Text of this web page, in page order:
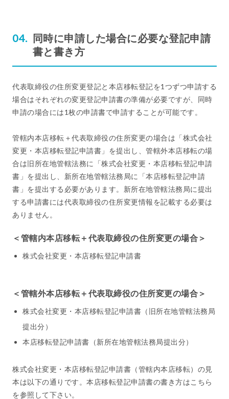
同時に申請した場合に必要な登記申請
書と書き方
代表取締役の住所変更登記と本店移転登記を1つずつ申請する
場合はそれぞれの変更登記申請書の準備が必要ですが、同時
申請の場合には1枚の申請書で申請することが可能です。
管轄内本店移転＋代表取締役の住所変更の場合は「株式会社
変更・本店移転登記申請書」を提出し、管轄外本店移転の場
合は旧所在地管轄法務に「株式会社変更・本店移転登記申請
書」を提出し、新所在地管轄法務局に「本店移転登記申請
書」を提出する必要があります。新所在地管轄法務局に提出
する申請書には代表取締役の住所変更情報を記載する必要は
ありません。
＜管轄内本店移転＋代表取締役の住所変更の場合＞
株式会社変更・本店移転登記申請書
＜管轄外本店移転＋代表取締役の住所変更の場合＞
株式会社変更・本店移転登記申請書（旧所在地管轄法務局
提出分）
本店移転登記申請書（新所在地管轄法務局提出分）
株式会社変更・本店移転登記申請書（管轄内本店移転）の見
本は以下の通りです。本店移転登記申請書の書き方はこちら
を参照して下さい。